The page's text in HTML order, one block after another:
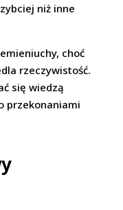
niż inne
choć
rzeczywistość.
się wiedzą
przekonaniami